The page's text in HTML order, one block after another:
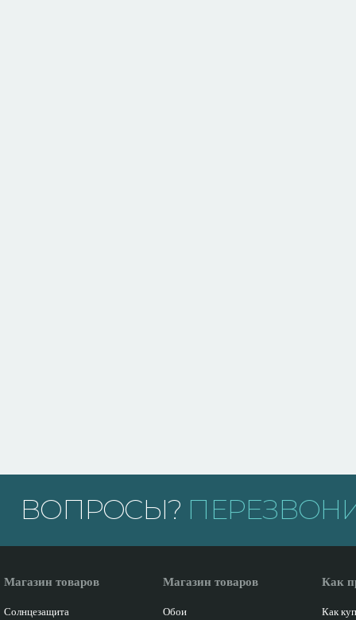
ВОПРОСЫ?
Магазин товаров
Солнцезащита
Магазин товаров
Обои
Как
Как